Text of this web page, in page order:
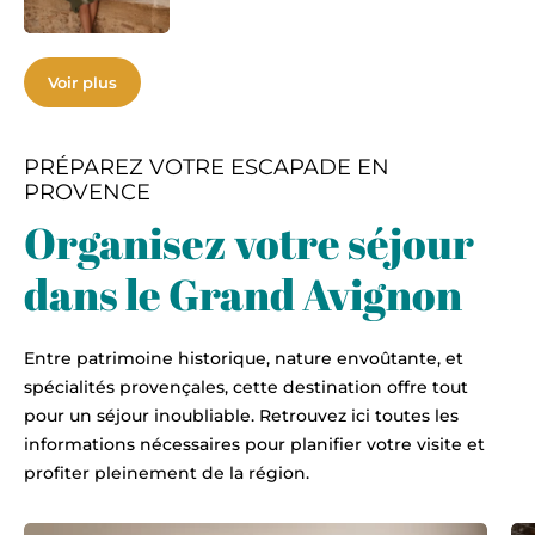
Voir plus
PRÉPAREZ VOTRE ESCAPADE EN
PROVENCE
Organisez votre séjour
dans le Grand Avignon
Entre patrimoine historique, nature envoûtante, et
spécialités provençales, cette destination offre tout
pour un séjour inoubliable. Retrouvez ici toutes les
informations nécessaires pour planifier votre visite et
profiter pleinement de la région.